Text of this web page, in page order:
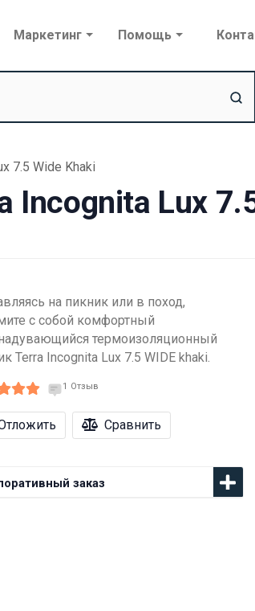
Маркетинг Помощь
7.5 Wide Khaki
Lux
на пикник или в поход,
с собой комфортный
термоизоляционный
Terra Incognita Lux 7.5 WIDE khaki.
1 Отзыв
Сравнить
заказ